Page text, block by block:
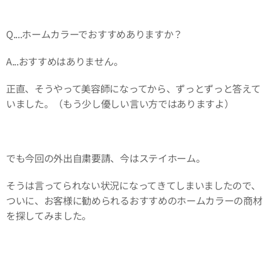
Q....ホームカラーでおすすめありますか？
A...おすすめはありません。
正直、そうやって美容師になってから、ずっとずっと答えて
いました。（もう少し優しい言い方ではありますよ）
でも今回の外出自粛要請、今はステイホーム。
そうは言ってられない状況になってきてしまいましたので、
ついに、お客様に勧められるおすすめのホームカラーの商材
を探してみました。